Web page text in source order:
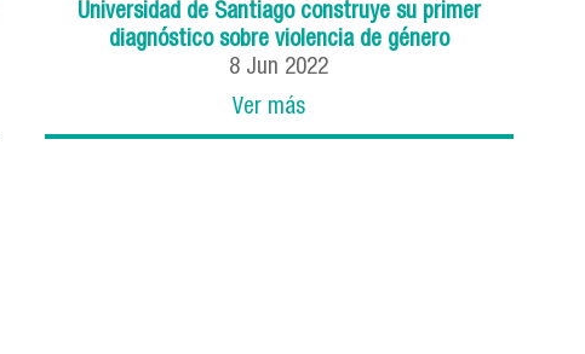
Universidad de Santiago construye su primer
diagnóstico sobre violencia de género
8 Jun 2022
Ver más